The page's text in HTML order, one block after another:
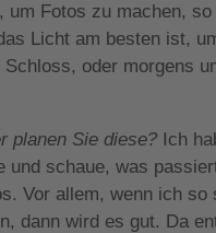
um Fotos zu machen,
Licht am besten ist,
oder morgens
planen Sie diese? Ich
und schaue, was
Vor allem, wenn ich
dann wird es gut. Da